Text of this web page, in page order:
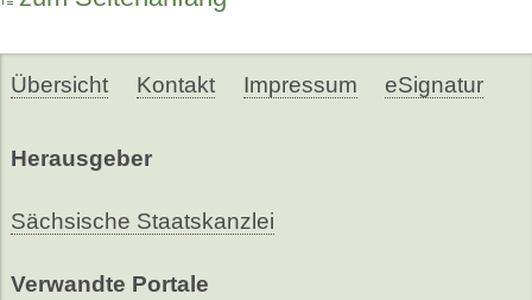
Übersicht Kontakt Impressum eSignatur
Herausgeber
Sächsische Staatskanzlei
Verwandte Portale